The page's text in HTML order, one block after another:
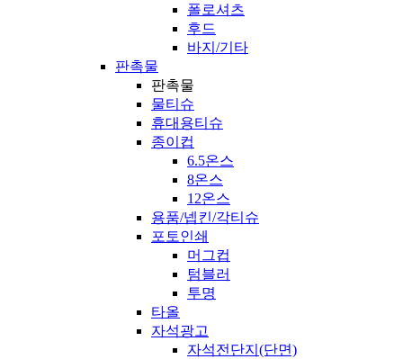
폴로셔츠
후드
바지/기타
판촉물
판촉물
물티슈
휴대용티슈
종이컵
6.5온스
8온스
12온스
용품/넵킨/각티슈
포토인쇄
머그컵
텀블러
투명
타올
자석광고
자석전단지(단면)